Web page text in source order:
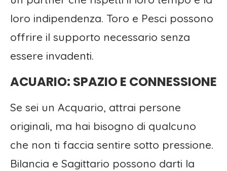
loro indipendenza. Toro e Pesci possono
offrire il supporto necessario senza
essere invadenti.
ACUARIO: SPAZIO E CONNESSIONE
Se sei un Acquario, attrai persone
originali, ma hai bisogno di qualcuno
che non ti faccia sentire sotto pressione.
Bilancia e Sagittario possono darti la